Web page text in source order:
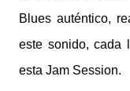
Blues auténtico,
este sonido, cada
esta Jam Session.